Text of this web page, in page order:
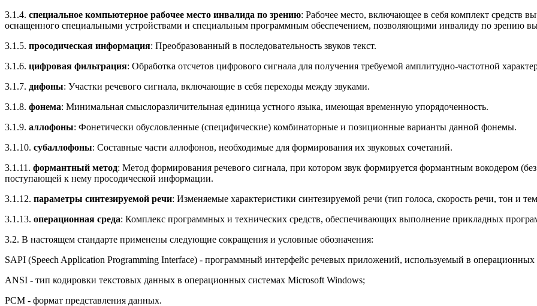
3.1.4. специальное компьютерное рабочее место инвалида по зрению: Рабочее место, включающее в себя комплект средств
оснащенного специальными устройствами и специальным программным обеспечением, позволяющими инвалиду по зрению
3.1.5. просодическая информация: Преобразованный в последовательность звуков текст.
3.1.6. цифровая фильтрация: Обработка отсчетов цифрового сигнала для получения требуемой амплитудно-частотной
3.1.7. дифоны: Участки речевого сигнала, включающие в себя переходы между звуками.
3.1.8. фонема: Минимальная смыслоразличителыная единица устного языка, имеющая временную упорядоченность.
3.1.9. аллофоны: Фонетически обусловленные (специфические) комбинаторные и позиционные варианты данной фонемы.
3.1.10. субаллофоны: Составные части аллофонов, необходимые для формирования их звуковых сочетаний.
3.1.11. формантный метод: Метод формирования речевого сигнала, при котором звук формируется формантным вокодером
поступающей к нему просодической информации.
3.1.12. параметры синтезируемой речи: Изменяемые характеристики синтезируемой речи (тип голоса, скорость речи, тон и
3.1.13. операционная среда: Комплекс программных и технических средств, обеспечивающих выполнение прикладных
3.2. В настоящем стандарте применены следующие сокращения и условные обозначения:
SAPI (Speech Application Programming Interface) - программный интерфейс речевых приложений, используемый в
ANSI - тип кодировки текстовых данных в операционных системах Microsoft Windows;
PCM - формат представления данных.